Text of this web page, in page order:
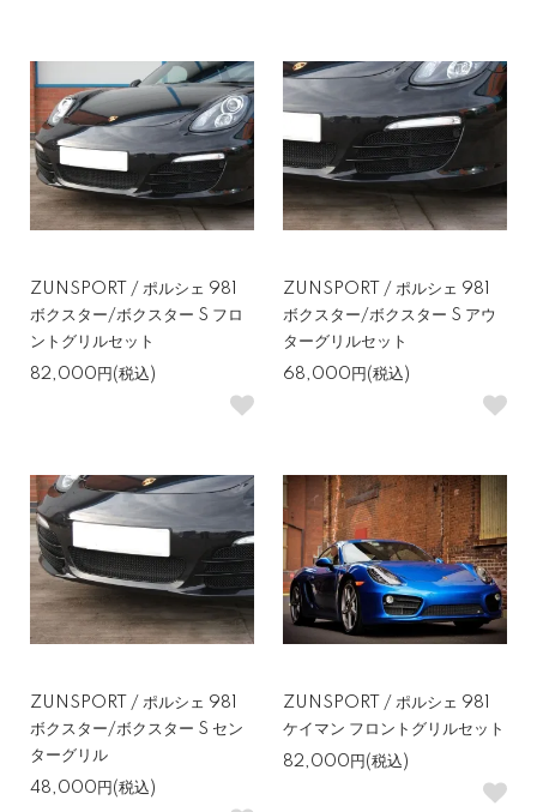
ZUNSPORT / ポルシェ 981
ボクスター/ボクスター S フロ
ントグリルセット
82,000円(税込)
ZUNSPORT / ポルシェ 981
ボクスター/ボクスター S アウ
ターグリルセット
68,000円(税込)
ZUNSPORT / ポルシェ 981
ボクスター/ボクスター S セン
ターグリル
48,000円(税込)
ZUNSPORT / ポルシェ 981
ケイマン フロントグリルセット
82,000円(税込)